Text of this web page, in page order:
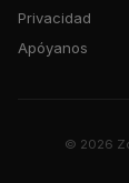
Privacidad
Apóyanos
© 2026